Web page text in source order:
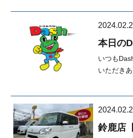
本日の
情報♪
いつも
いただき
鈴鹿店